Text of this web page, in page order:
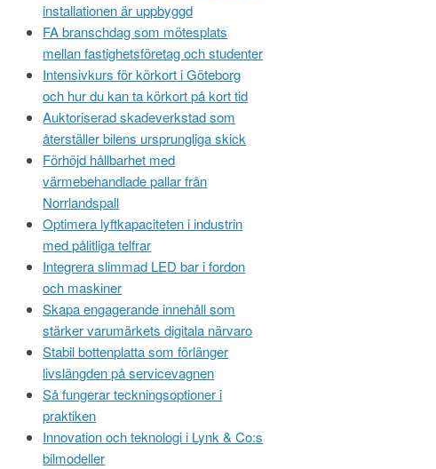
installationen är uppbyggd
FA branschdag som mötesplats
mellan fastighetsföretag och studenter
Intensivkurs för körkort i Göteborg
och hur du kan ta körkort på kort tid
Auktoriserad skadeverkstad som
återställer bilens ursprungliga skick
Förhöjd hållbarhet med
värmebehandlade pallar från
Norrlandspall
Optimera lyftkapaciteten i industrin
med pålitliga telfrar
Integrera slimmad LED bar i fordon
och maskiner
Skapa engagerande innehåll som
stärker varumärkets digitala närvaro
Stabil bottenplatta som förlänger
livslängden på servicevagnen
Så fungerar teckningsoptioner i
praktiken
Innovation och teknologi i Lynk & Co:s
bilmodeller